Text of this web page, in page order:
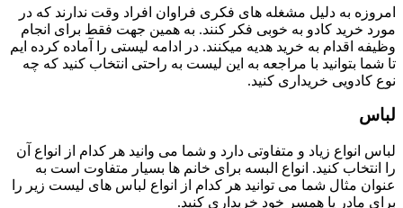
امروزه به دلیل مشغله های فکری فراوان افراد وقت ندارند که در
مورد خرید کادو به خوبی فکر کنند. به همین جهت فقط برای انجام
وظیفه اقدام به خرید هدیه میکنند. در ادامه لیستی را آماده کرده ایم
تا شما بتوانید با مراجعه به این لیست به راحتی انتخاب کنید که چه
نوع کادویی خریداری کنید.
لباس
لباس انواع زیاد و متفاوتی دارد و شما می وانید هر کدام از انواع آن
را انتخاب کنید. انواع البسه برای خانم ها بسیار متفاوت است به
عنوان مثال شما می توانید هر کدام از انواع لباس های لیست زیر را
برای مادر یا همسر خود خریداری کنید.